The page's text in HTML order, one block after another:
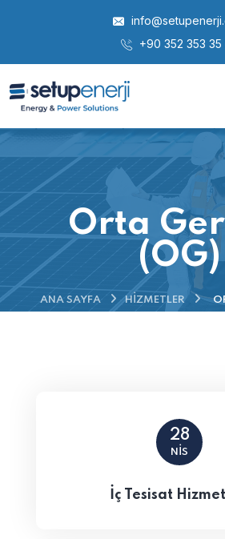
+90 352 353 35
Orta
(OG)
ANA SAYFA HIZMETLER
28
NIS
İç Tesisat